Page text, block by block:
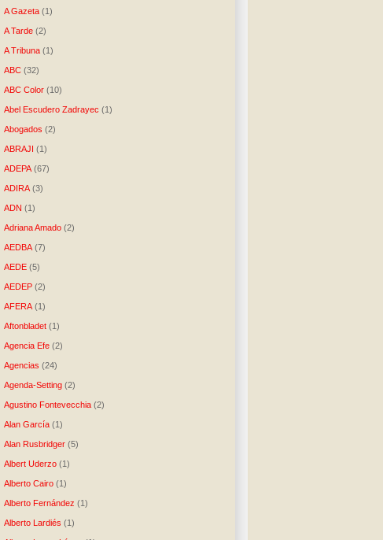
A Gazeta (1)
A Tarde (2)
A Tribuna (1)
ABC (32)
ABC Color (10)
Abel Escudero Zadrayec (1)
Abogados (2)
ABRAJI (1)
ADEPA (67)
ADIRA (3)
ADN (1)
Adriana Amado (2)
AEDBA (7)
AEDE (5)
AEDEP (2)
AFERA (1)
Aftonbladet (1)
Agencia Efe (2)
Agencias (24)
Agenda-Setting (2)
Agustino Fontevecchia (2)
Alan García (1)
Alan Rusbridger (5)
Albert Uderzo (1)
Alberto Cairo (1)
Alberto Fernández (1)
Alberto Lardiés (1)